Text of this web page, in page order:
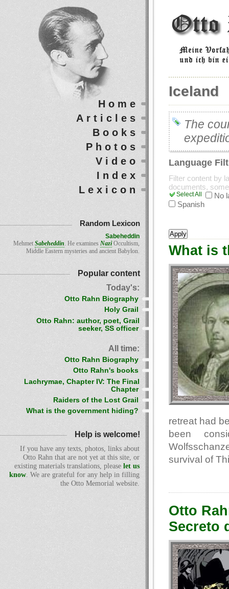
Iceland
The
Language
Filter content by
documents,
Select All
No
Spanish
What is
retreat had
been
survival of
Otto
Secreto
Home
Articles
Books
Photos
Video
Index
Lexicon
Random Lexicon
Sabeheddin
MehmetSabeheddin. He examines NaziOccultism,
Middle Eastern mysteries and ancient Babylon.
Popular content
Today's:
Otto Rahn Biography
Holy Grail
Otto Rahn: author, poet, Grail
seeker, SS officer
All time:
Otto Rahn Biography
Otto Rahn's books
Lachrymae, Chapter IV: The Final
Chapter
Raiders of the Lost Grail
What is the government hiding?
Help is welcome!
If you have any texts, photos, links about
Otto Rahn that are not yet at this site, or
existing materials translations, please let us
know. We are grateful for any help in filling
the Otto Memorial website.